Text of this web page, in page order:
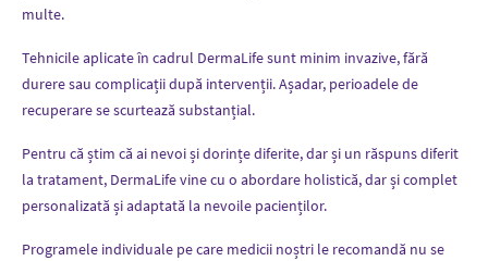
multe.
Tehnicile aplicate în cadrul DermaLife sunt minim invazive, fără
durere sau complicații după intervenții. Așadar, perioadele de
recuperare se scurtează substanțial.
Pentru că știm că ai nevoi și dorințe diferite, dar și un răspuns diferit
la tratament, DermaLife vine cu o abordare holistică, dar și complet
personalizată și adaptată la nevoile pacienților.
Programele individuale pe care medicii noștri le recomandă nu se